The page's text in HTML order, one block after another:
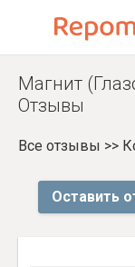
Магнит
Отзывы
Все отзывы >>
Оставить